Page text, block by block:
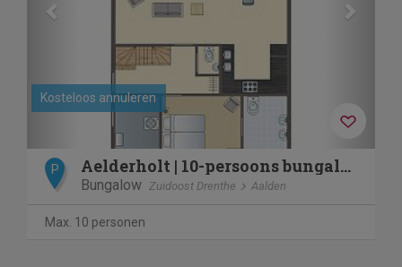
Kosteloos annuleren
P Aelderholt | 10-persoons bungalow | 10EL1
Bungalow Zuidoost Drenthe Aalden
Max. 10 personen